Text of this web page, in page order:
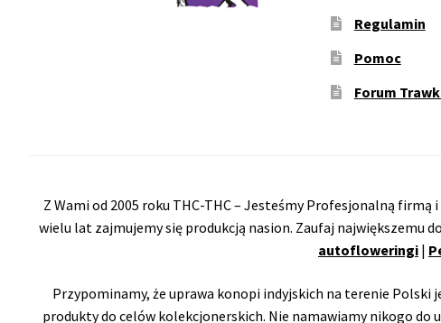
Regulamin
Pomoc
Forum
Z Wami od 2005 roku THC-THC – Jesteśmy Profesjonalną
wielu lat zajmujemy się produkcją nasion. Zaufaj największemu
autofloweringi |
Przypominamy, że uprawa konopi indyjskich na terenie
produkty do celów kolekcjonerskich. Nie namawiamy nikogo